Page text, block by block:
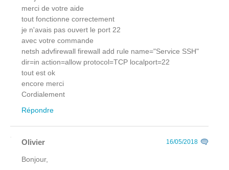
merci de votre aide
tout fonctionne correctement
je n'avais pas ouvert le port 22
avec votre commande
netsh advfirewall firewall add rule name="Service SSH"
dir=in action=allow protocol=TCP localport=22
tout est ok
encore merci
Cordialement
Répondre
Olivier 16/05/2018
Bonjour,